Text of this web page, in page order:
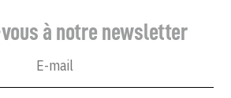
à notre newsletter